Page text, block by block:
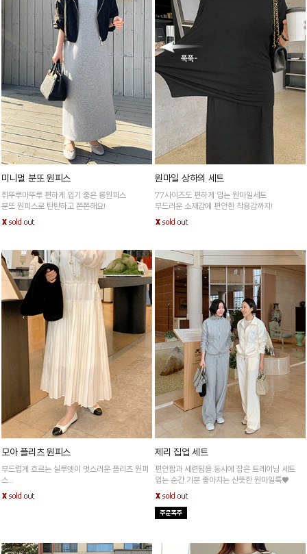
미니멀 분또 원피스
휘뚜루마뚜루 편하게 입기 좋은 롱원피스
분또 원피스로 탄탄하고 쫀쫀해요!
원마일 상하의 세트
77사이즈도 편하게 입는 원마일세트
부드러운 소재감에 편안한 착용감까지!
모아 플리츠 원피스
부드럽게 흐르는 실루엣이 멋스러운 플리츠 원피
스
세심한 디테일로 과함없이 세련된 분위기를 연출
해줘요
제리 집업 세트
편안함과 세련됨을 동시에 잡은 트레이닝 세트
입는 순간 기분 좋아지는 산뜻한 원마일룩♥